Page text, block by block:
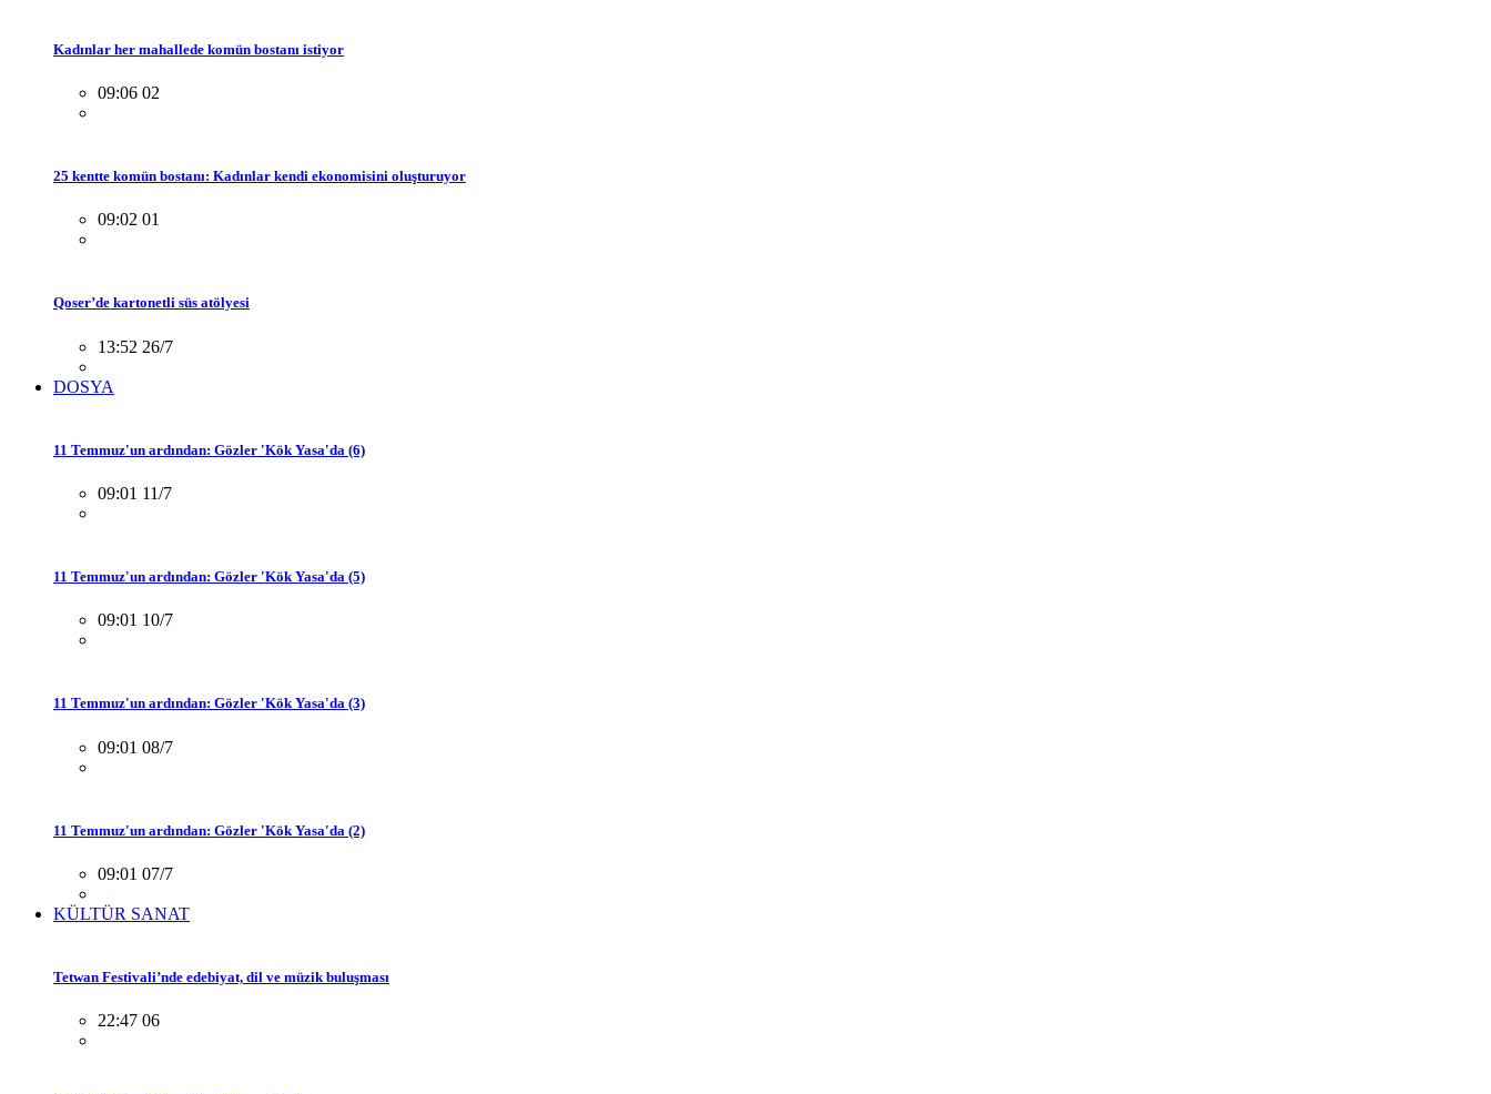
Kadınlar her mahallede komün bostanı istiyor
09:06 02
25 kentte komün bostanı: Kadınlar kendi ekonomisini oluşturuyor
09:02 01
Qoser’de kartonetli süs atölyesi
13:52 26/7
DOSYA
11 Temmuz'un ardından: Gözler 'Kök Yasa'da (6)
09:01 11/7
11 Temmuz'un ardından: Gözler 'Kök Yasa'da (5)
09:01 10/7
11 Temmuz'un ardından: Gözler 'Kök Yasa'da (3)
09:01 08/7
11 Temmuz'un ardından: Gözler 'Kök Yasa'da (2)
09:01 07/7
KÜLTÜR SANAT
Tetwan Festivali’nde edebiyat, dil ve müzik buluşması
22:47 06